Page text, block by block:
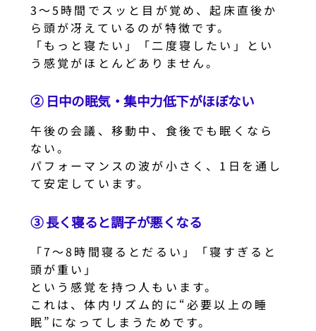
3〜5時間でスッと目が覚め、起床直後か
ら頭が冴えているのが特徴です。
「もっと寝たい」「二度寝したい」とい
う感覚がほとんどありません。
② 日中の眠気・集中力低下がほぼない
午後の会議、移動中、食後でも眠くなら
ない。
パフォーマンスの波が小さく、1日を通し
て安定しています。
③ 長く寝ると調子が悪くなる
「7〜8時間寝るとだるい」「寝すぎると
頭が重い」
という感覚を持つ人もいます。
これは、体内リズム的に“必要以上の睡
眠”になってしまうためです。